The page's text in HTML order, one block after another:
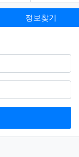
정보찾기